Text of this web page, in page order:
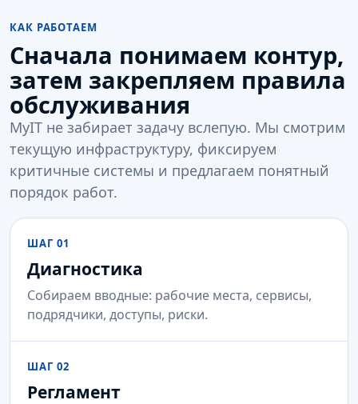
КАК РАБОТАЕМ
Сначала понимаем контур,
затем закрепляем правила
обслуживания
MyIT не забирает задачу вслепую. Мы смотрим
текущую инфраструктуру, фиксируем
критичные системы и предлагаем понятный
порядок работ.
ШАГ 01
Диагностика
Собираем вводные: рабочие места, сервисы,
подрядчики, доступы, риски.
ШАГ 02
Регламент